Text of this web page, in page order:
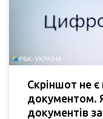
Скріншот не
документом.
документів